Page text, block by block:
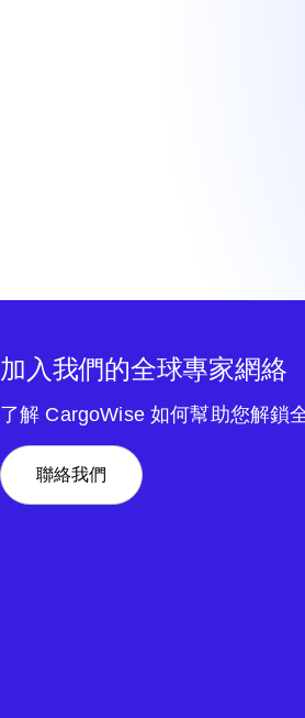
加入我們的全球專家網絡
了解 CargoWise 如何幫助您解鎖
聯絡我們